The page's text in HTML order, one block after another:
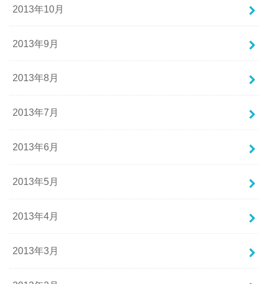
2013年10月
2013年9月
2013年8月
2013年7月
2013年6月
2013年5月
2013年4月
2013年3月